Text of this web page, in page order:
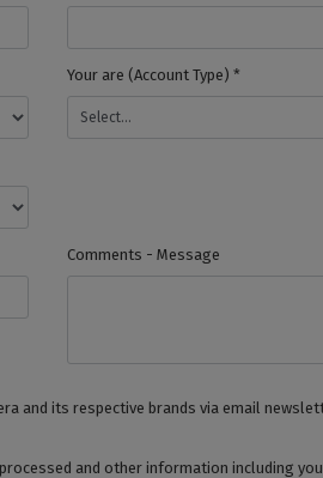
Your are (Account Type) *
Comments - Message
and its respective brands via email
and other information including